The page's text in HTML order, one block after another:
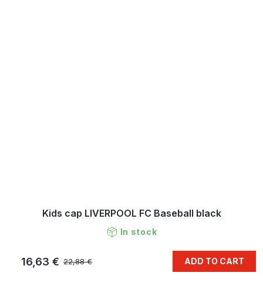
Kids cap LIVERPOOL FC Baseball black
In stock
22,88 €
16,63 € ADD TO CART